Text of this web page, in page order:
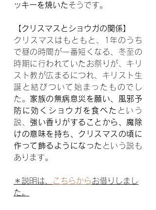
ッキーを焼いたそうです。
【クリスマスとショウガの関係】
クリスマスはもともと、1年のうち
で昼の時間が一番短くなる、冬至の
時期に行われていたお祭りが、キリ
スト教が広まるにつれ、キリスト生
誕と結びついて始まったものでし
た。 家族の無病息災を願い、風邪予
防に効くショウガを食べた という
説、 強い香りがすることから、魔除
けの意味を持ち、クリスマスの頃に
作って飾るようになった という説も
あります。
＊説明は、 こちらからお借りしまし
た。